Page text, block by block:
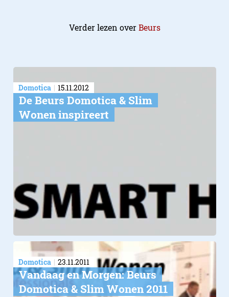
Verder lezen overBeurs
Domotica 15.11.2012
De Beurs Domotica & Slim
Wonen inspireert
Domotica 23.11.2011
Vandaag en Morgen: Beurs
Domotica & Slim Wonen 2011